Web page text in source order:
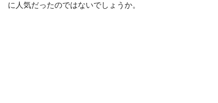
に人気だったのではないでしょうか。